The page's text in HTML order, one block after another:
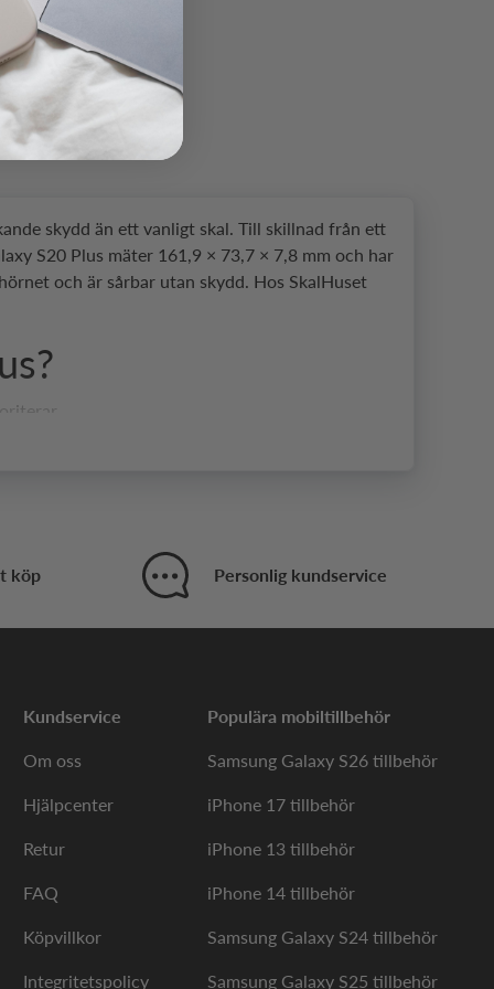
skydd än ett vanligt skal. Till skillnad från ett
S20 Plus mäter 161,9 × 73,7 × 7,8 mm och har
och är sårbar utan skydd. Hos SkalHuset
i fodralet.
Plus?
Gear som är känt för hållbara fodral med
via filtret på kategorisidan.
utifrån behov och
ram runt skärm och kamera bäst.
köp Personlig kundservice
Kundservice
Om oss
Hjälpcenter
Retur
FAQ
Köpvillkor
Integritetspolicy
Populära mobiltillbehör
Samsung Galaxy S26 tillbehör
iPhone 17 tillbehör
iPhone 13 tillbehör
iPhone 14 tillbehör
Samsung Galaxy S24 tillbehör
Samsung Galaxy S25 tillbehör